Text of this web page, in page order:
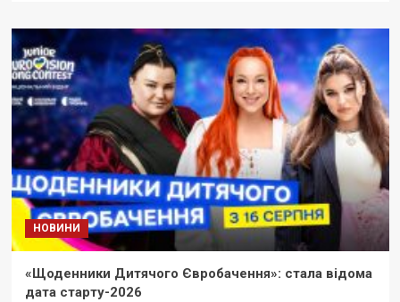
НОВИНИ
«Щоденники Дитячого Євробачення»: стала відома
дата старту-2026